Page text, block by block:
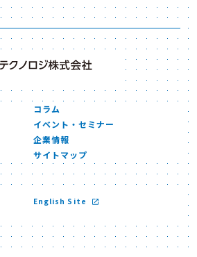
コラム
イベント・セミナー
企業情報
サイトマップ
English Site